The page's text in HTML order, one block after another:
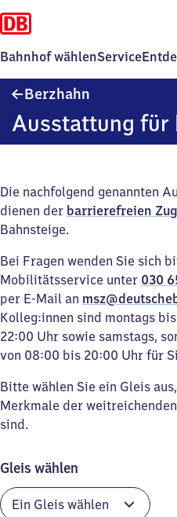
Bahnhof wählenService
Berzhahn
Ausstattung
Die nachfolgend genannten
dienen der barrierefreien
Bahnsteige.
Bei Fragen wenden Sie sich
Mobilitätsservice unter 030
per E-Mail an
Kolleg:innen sind montags
22:00 Uhr sowie samstags,
von 08:00 bis 20:00 Uhr für
Bitte wählen Sie ein Gleis
Merkmale der
sind.
Gleis wählen